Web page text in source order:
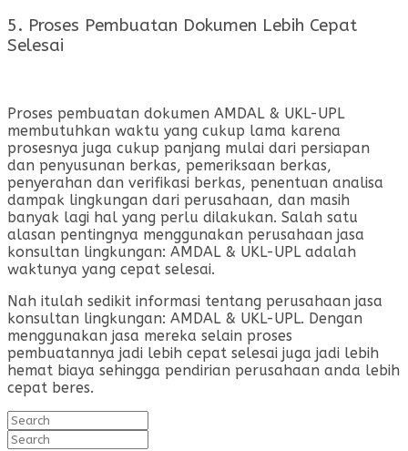
5. Proses Pembuatan Dokumen Lebih Cepat
Selesai
Proses pembuatan dokumen AMDAL & UKL-UPL
membutuhkan waktu yang cukup lama karena
prosesnya juga cukup panjang mulai dari persiapan
dan penyusunan berkas, pemeriksaan berkas,
penyerahan dan verifikasi berkas, penentuan analisa
dampak lingkungan dari perusahaan, dan masih
banyak lagi hal yang perlu dilakukan. Salah satu
alasan pentingnya menggunakan perusahaan jasa
konsultan lingkungan: AMDAL & UKL-UPL adalah
waktunya yang cepat selesai.
Nah itulah sedikit informasi tentang perusahaan jasa
konsultan lingkungan: AMDAL & UKL-UPL. Dengan
menggunakan jasa mereka selain proses
pembuatannya jadi lebih cepat selesai juga jadi lebih
hemat biaya sehingga pendirian perusahaan anda lebih
cepat beres.
Search
for:
Search